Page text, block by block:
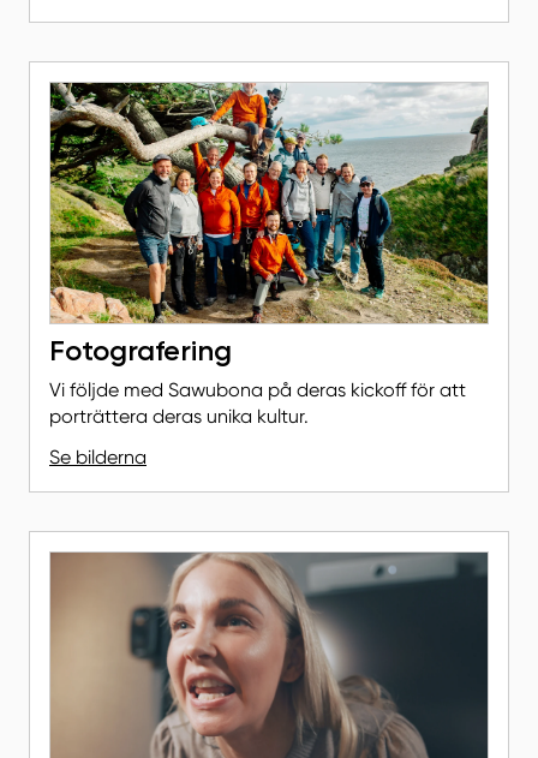
Fotografering
Vi följde med Sawubona på deras kickoff för att
porträttera deras unika kultur.
Se bilderna